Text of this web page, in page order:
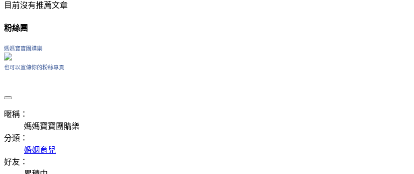
目前沒有推薦文章
粉絲團
媽媽寶寶團購樂
也可以宣傳你的粉絲專頁
暱稱：
媽媽寶寶團購樂
分類：
婚姻育兒
好友：